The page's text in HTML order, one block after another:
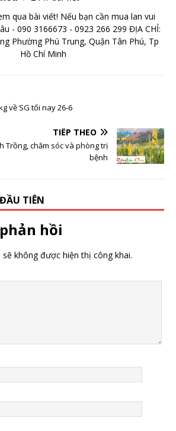
qua bài viết! Nếu bạn cần mua lan vui
- 090 3166673 - 0923 266 299 ĐỊA CHỈ:
Phường Phú Trung, Quận Tân Phú, Tp
Hồ Chí Minh
về SG tối nay 26-6
TIẾP THEO
Trồng, chăm sóc và phòng trị
bệnh
TIÊN
hồi
không được hiện thị công khai.